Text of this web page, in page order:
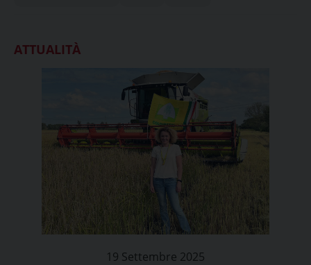
ATTUALITÀ
19 Settembre 2025